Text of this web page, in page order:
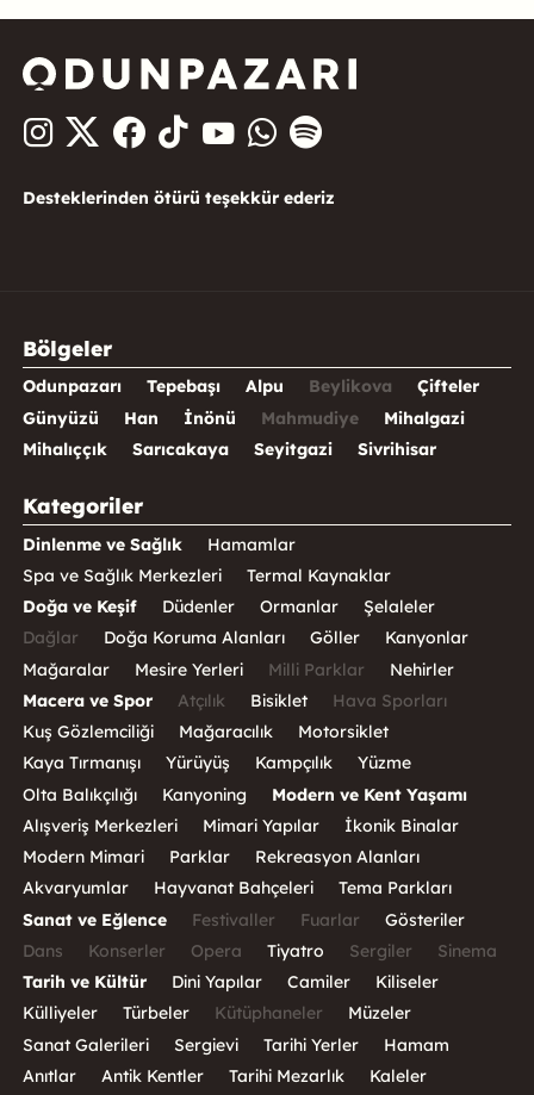
Desteklerinden ötürü teşekkür ederiz
Bölgeler
Odunpazarı Tepebaşı Alpu Beylikova
Çifteler
Günyüzü
Han İnönü Mahmudiye
Mihalgazi
Mihalıççık
Sarıcakaya Seyitgazi Sivrihisar
Kategoriler
Dinlenme ve Sağlık
Hamamlar
Spa ve Sağlık Merkezleri
Termal Kaynaklar
Doğa ve Keşif
Düdenler Ormanlar
Şelaleler
Dağlar
Doğa Koruma Alanları Göller
Kanyonlar
Mağaralar
Mesire Yerleri Milli Parklar
Nehirler
Macera ve Spor
Atçılık Bisiklet
Hava Sporları
Kuş Gözlemciliği
Mağaracılık
Motorsiklet
Kaya Tırmanışı
Yürüyüş Kampçılık
Yüzme
Olta Balıkçılığı
Kanyoning
Modern ve Kent Yaşamı
Alışveriş Merkezleri
Mimari Yapılar
İkonik Binalar
Modern Mimari
Parklar
Rekreasyon Alanları
Akvaryumlar
Hayvanat Bahçeleri
Tema Parkları
Sanat ve Eğlence
Festivaller Fuarlar
Gösteriler
Dans
Konserler Opera Tiyatro Sergiler
Sinema
Tarih ve Kültür
Dini Yapılar Camiler
Kiliseler
Külliyeler
Türbeler Kütüphaneler
Müzeler
Sanat Galerileri
Sergievi Tarihi Yerler
Hamam
Anıtlar
Antik Kentler Tarihi Mezarlık
Kaleler